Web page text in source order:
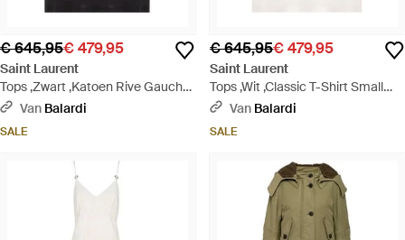
€ 645,95€ 479,95
Saint Laurent
Tops ,Zwart ,Katoen Rive Gauche
T-Shirt - Zwart
Van Balardi
SALE
€ 645,95€ 479,95
Saint Laurent
Tops ,Wit ,Classic T-Shirt Small
Wordmark Logo - Wit
Van Balardi
SALE